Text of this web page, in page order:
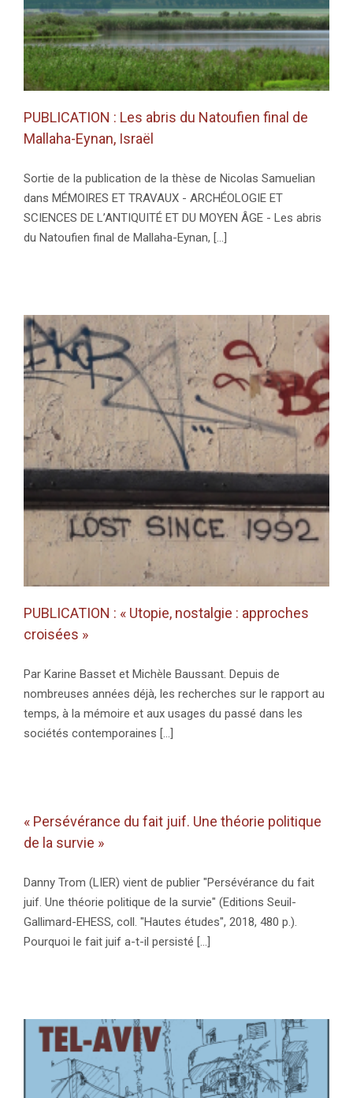
PUBLICATION : Les abris du Natoufien final de
Mallaha-Eynan, Israël
Sortie de la publication de la thèse de Nicolas Samuelian
dans MÉMOIRES ET TRAVAUX - ARCHÉOLOGIE ET
SCIENCES DE L’ANTIQUITÉ ET DU MOYEN ÂGE - Les abris
du Natoufien final de Mallaha-Eynan, [...]
PUBLICATION : « Utopie, nostalgie : approches
croisées »
Par Karine Basset et Michèle Baussant. Depuis de
nombreuses années déjà, les recherches sur le rapport au
temps, à la mémoire et aux usages du passé dans les
sociétés contemporaines [...]
« Persévérance du fait juif. Une théorie politique
de la survie »
Danny Trom (LIER) vient de publier "Persévérance du fait
juif. Une théorie politique de la survie" (Editions Seuil-
Gallimard-EHESS, coll. "Hautes études", 2018, 480 p.).
Pourquoi le fait juif a-t-il persisté [...]